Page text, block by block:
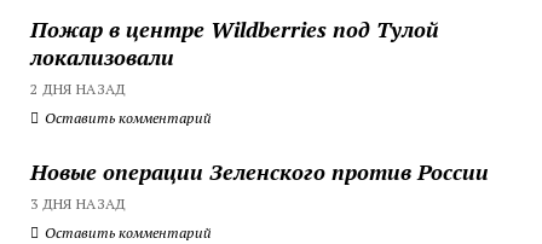
Пожар в центре Wildberries под Тулой
локализовали
2 ДНЯ НАЗАД
Оставить комментарий
Новые операции Зеленского против России
3 ДНЯ НАЗАД
Оставить комментарий